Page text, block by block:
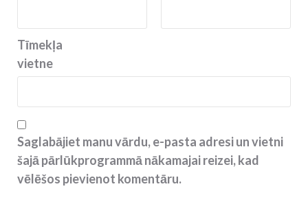
Tīmekļa
vietne
Saglabājiet manu vārdu, e-pasta adresi un vietni
šajā pārlūkprogrammā nākamajai reizei, kad
vēlēšos pievienot komentāru.